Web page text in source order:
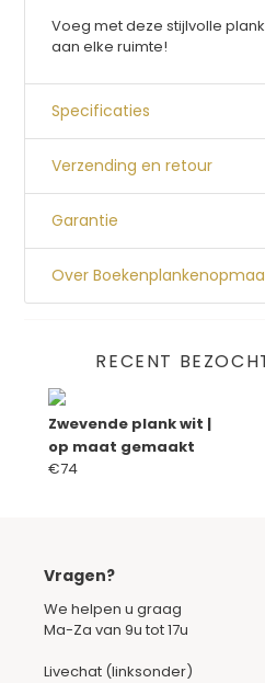
Voeg met deze stijlvolle
aan elke ruimte!
Specificaties
Verzending en retour
Garantie
Over
RECENT
Zwevende plank wit |
op maat gemaakt
€74
Vragen?
We helpen u graag
Ma-Za van 9u tot 17u
Livechat (linksonder)